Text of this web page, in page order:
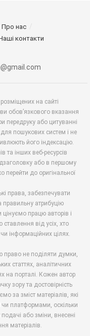
Про нас
контакти
на сайті
обов’язкового вказання
передруку або цитуванні
пошукових систем і не
його індексацію.
та інших веб-ресурсів
або в першому
перейти до оригінальної
права, забезпечувати
правильну атрибуцію
працю авторів і
ставлення від усіх, хто
інформаційних цілях.
не поділяти думки,
статтях, аналітичних
на порталі. Кожен автор
зору та достовірність
за зміст матеріалів, які
платформами, оскільки
або зміни, внесені
матеріалів.